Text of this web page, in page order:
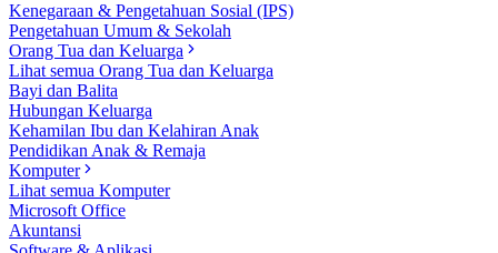
Kenegaraan & Pengetahuan Sosial (IPS)
Pengetahuan Umum & Sekolah
Orang Tua dan Keluarga
Lihat semua Orang Tua dan Keluarga
Bayi dan Balita
Hubungan Keluarga
Kehamilan Ibu dan Kelahiran Anak
Pendidikan Anak & Remaja
Komputer
Lihat semua Komputer
Microsoft Office
Akuntansi